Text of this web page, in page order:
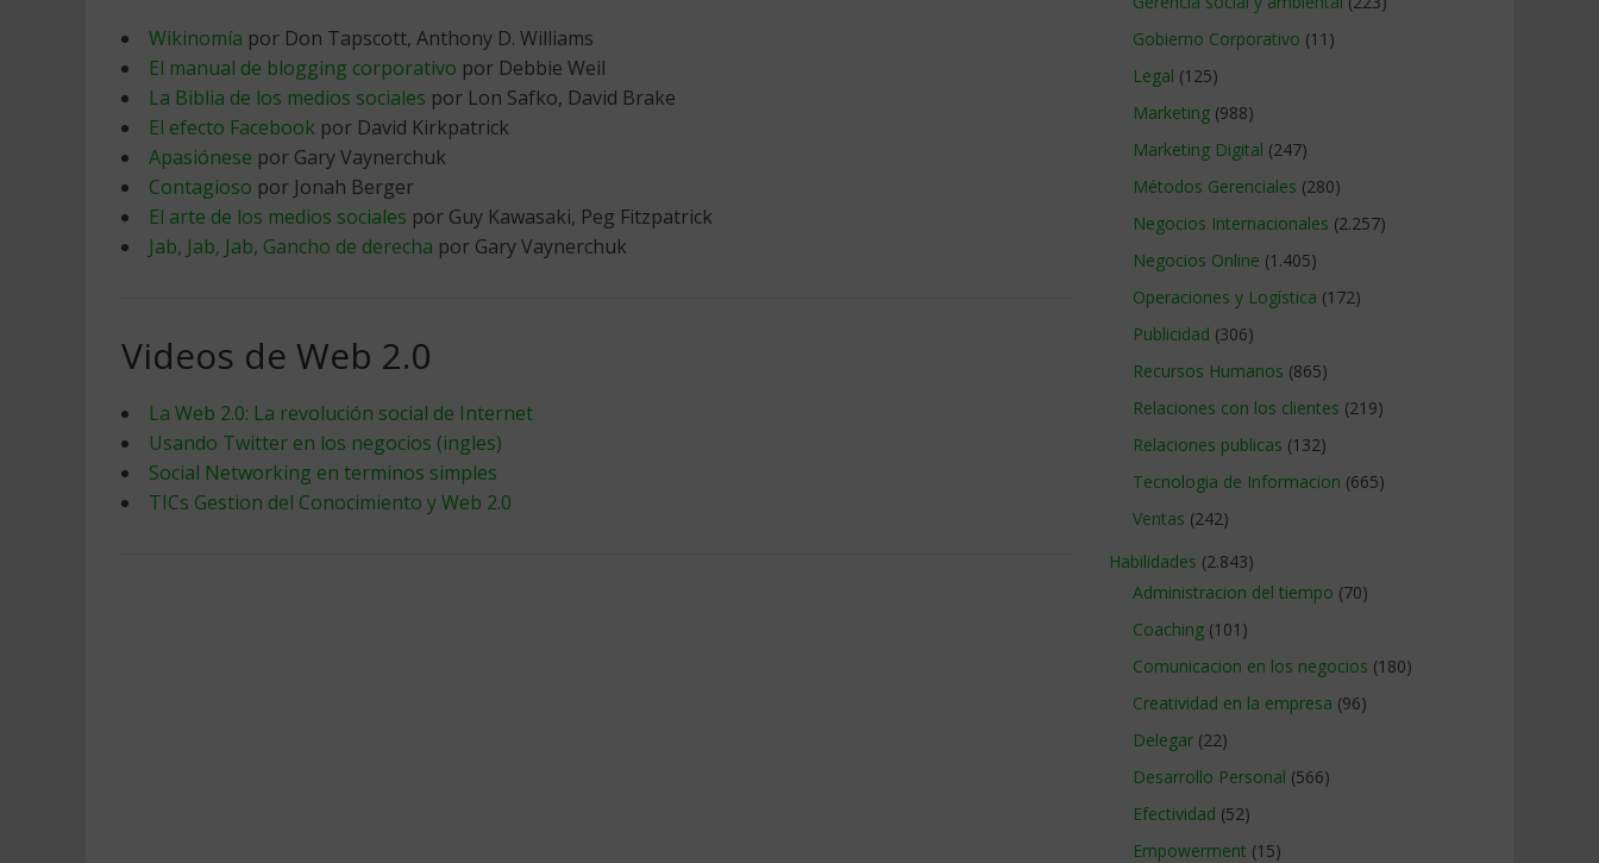
Wikinomía por Don Tapscott, Anthony D. Williams
El manual de blogging corporativo por Debbie Weil
La Biblia de los medios sociales por Lon Safko, David Brake
El efecto Facebook por David Kirkpatrick
Apasiónese por Gary Vaynerchuk
Contagioso por Jonah Berger
El arte de los medios sociales por Guy Kawasaki, Peg Fitzpatrick
Jab, Jab, Jab, Gancho de derecha por Gary Vaynerchuk
Videos de Web 2.0
La Web 2.0: La revolución social de Internet
Usando Twitter en los negocios (ingles)
Social Networking en terminos simples
TICs Gestion del Conocimiento y Web 2.0
Gobierno Corporativo (11)
Legal (125)
Marketing (988)
Marketing Digital (247)
Métodos Gerenciales (280)
Negocios Internacionales (2.257)
Negocios Online (1.405)
Operaciones y Logística (172)
Publicidad (306)
Recursos Humanos (865)
Relaciones con los clientes (219)
Relaciones publicas (132)
Tecnologia de Informacion (665)
Ventas (242)
Habilidades (2.843)
Administracion del tiempo (70)
Coaching (101)
Comunicacion en los negocios (180)
Creatividad en la empresa (96)
Delegar (22)
Desarrollo Personal (566)
Efectividad (52)
Empowerment (15)